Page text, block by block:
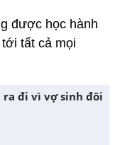
được học hành
tất cả mọi
ra đi vì vợ sinh đôi